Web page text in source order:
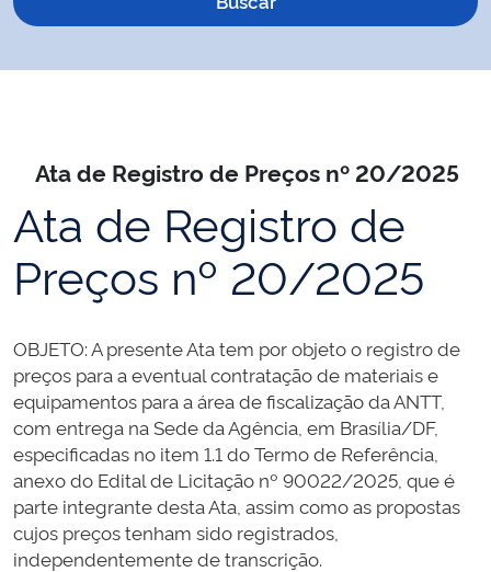
Ata de Registro de Preços nº 20/2025
Ata de Registro de
Preços nº 20/2025
OBJETO: A presente Ata tem por objeto o registro de
preços para a eventual contratação de materiais e
equipamentos para a área de fiscalização da ANTT,
com entrega na Sede da Agência, em Brasília/DF,
especificadas no item 1.1 do Termo de Referência,
anexo do Edital de Licitação nº 90022/2025, que é
parte integrante desta Ata, assim como as propostas
cujos preços tenham sido registrados,
independentemente de transcrição.